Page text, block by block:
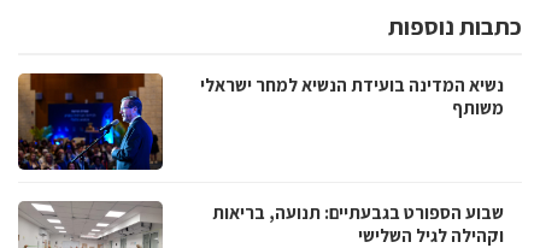
כתבות נוספות
נשיא המדינה בועידת הנשיא למחר ישראלי
משותף
שבוע הספורט בגבעתיים: תנועה, בריאות
וקהילה לגיל השלישי